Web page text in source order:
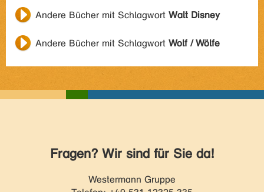
Andere Bücher mit Schlagwort Walt Disney
Andere Bücher mit Schlagwort Wolf / Wölfe